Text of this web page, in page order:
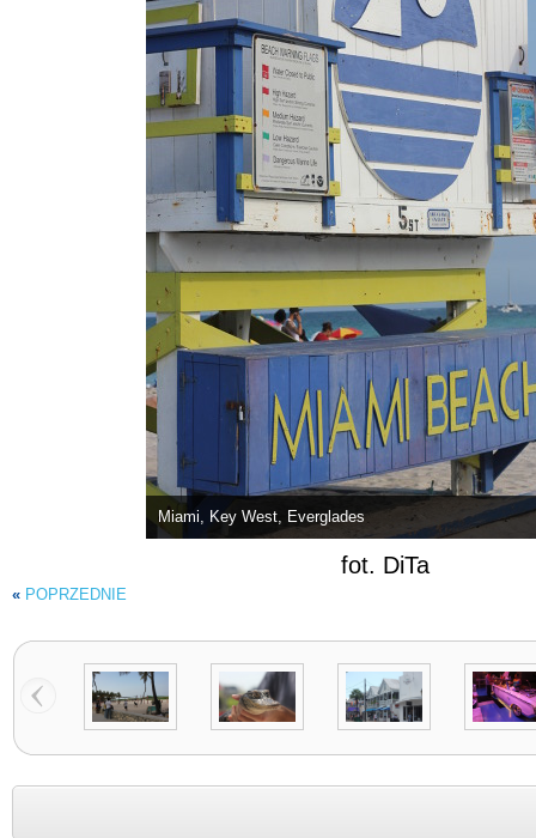
Miami, Key West, Everglades
fot. DiTa
« POPRZEDNIE